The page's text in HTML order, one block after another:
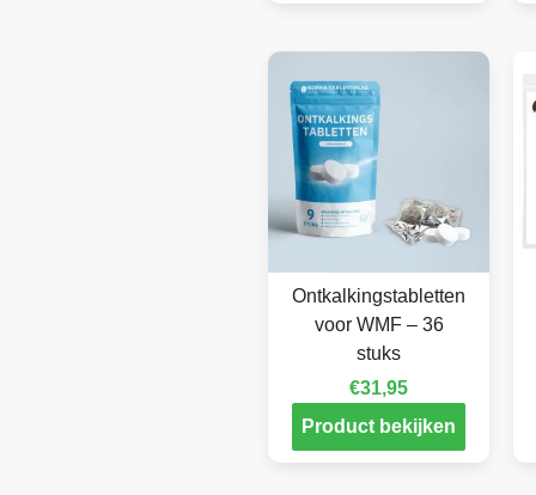
Ontkalkingstabletten
voor WMF – 36
stuks
€31,95
Product bekijken